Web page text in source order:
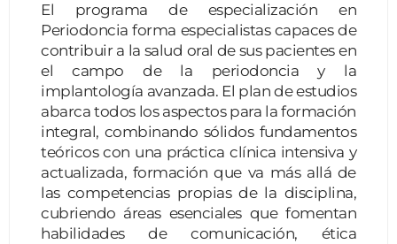
El programa de especialización en
Periodoncia forma especialistas capaces de
contribuir a la salud oral de sus pacientes en
el campo de la periodoncia y la
implantología avanzada. El plan de estudios
abarca todos los aspectos para la formación
integral, combinando sólidos fundamentos
teóricos con una práctica clínica intensiva y
actualizada, formación que va más allá de
las competencias propias de la disciplina,
cubriendo áreas esenciales que fomentan
habilidades de comunicación, ética